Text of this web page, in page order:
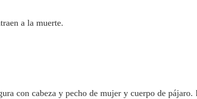
a la muerte.
con cabeza y pecho de mujer y cuerpo de